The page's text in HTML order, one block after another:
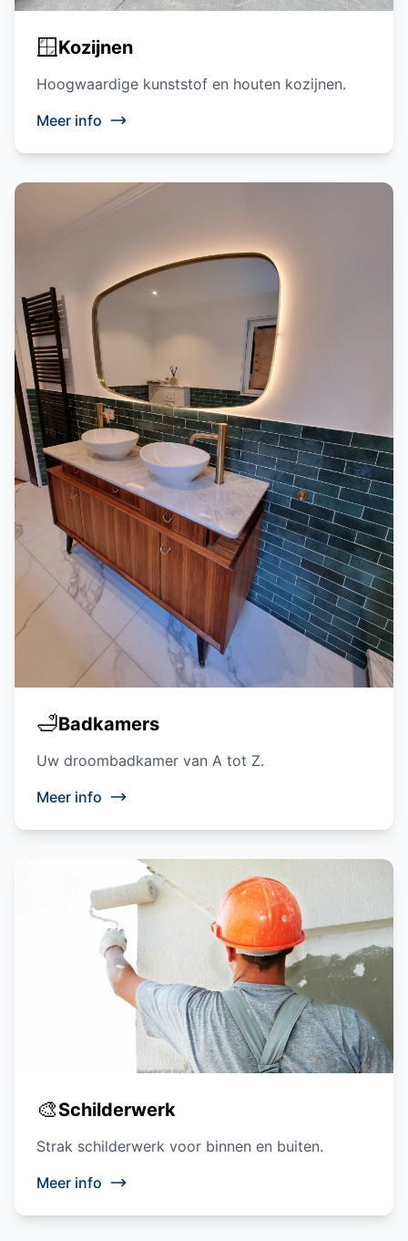
🪟Kozijnen
Hoogwaardige kunststof en houten kozijnen.
Meer info
🛁Badkamers
Uw droombadkamer van A tot Z.
Meer info
🎨Schilderwerk
Strak schilderwerk voor binnen en buiten.
Meer info